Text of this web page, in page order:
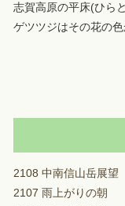
志賀高原の平床(ひら
ゲツツジはその花の
2108 中南信山岳展望
2107 雨上がりの朝